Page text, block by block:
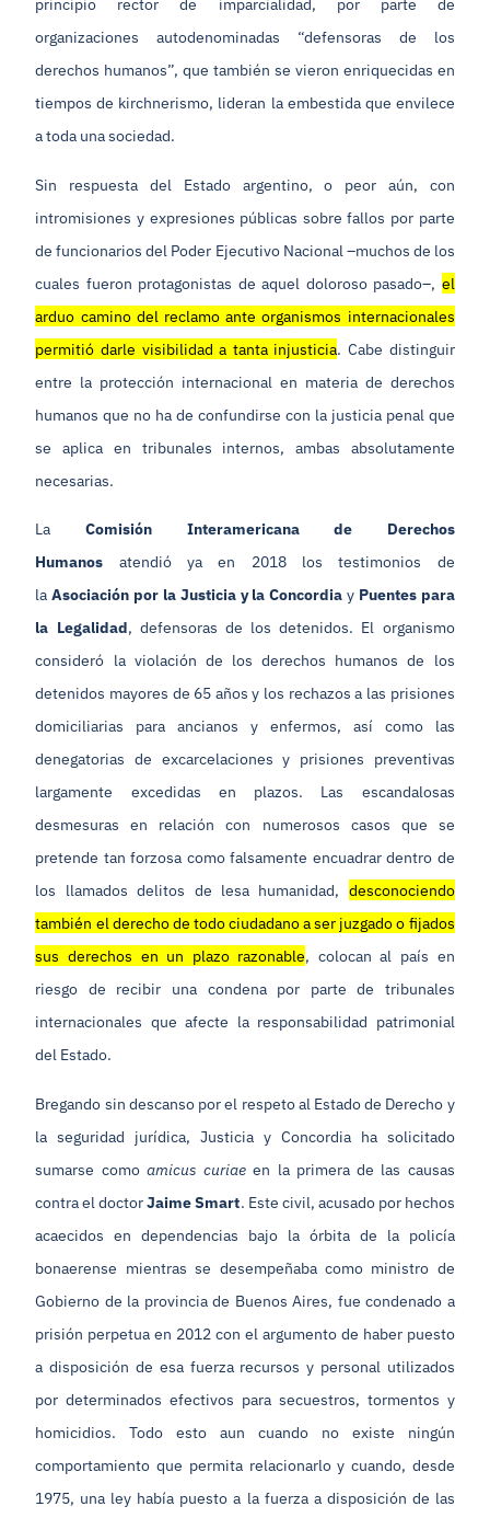
principio rector de imparcialidad, por parte de
organizaciones autodenominadas “defensoras de los
derechos humanos”, que también se vieron enriquecidas en
tiempos de kirchnerismo, lideran la embestida que envilece
a toda una sociedad.
Sin respuesta del Estado argentino, o peor aún, con
intromisiones y expresiones públicas sobre fallos por parte
de funcionarios del Poder Ejecutivo Nacional –muchos de los
cuales fueron protagonistas de aquel doloroso pasado–, el
arduo camino del reclamo ante organismos internacionales
permitió darle visibilidad a tanta injusticia. Cabe distinguir
entre la protección internacional en materia de derechos
humanos que no ha de confundirse con la justicia penal que
se aplica en tribunales internos, ambas absolutamente
necesarias.
La Comisión Interamericana de Derechos
Humanos atendió ya en 2018 los testimonios de
laAsociación por la Justicia y la Concordia y Puentes para
la Legalidad, defensoras de los detenidos. El organismo
consideró la violación de los derechos humanos de los
detenidos mayores de 65 años y los rechazos a las prisiones
domiciliarias para ancianos y enfermos, así como las
denegatorias de excarcelaciones y prisiones preventivas
largamente excedidas en plazos. Las escandalosas
desmesuras en relación con numerosos casos que se
pretende tan forzosa como falsamente encuadrar dentro de
los llamados delitos de lesa humanidad, desconociendo
también el derecho de todo ciudadano a ser juzgado o fijados
sus derechos en un plazo razonable, colocan al país en
riesgo de recibir una condena por parte de tribunales
internacionales que afecte la responsabilidad patrimonial
del Estado.
Bregando sin descanso por el respeto al Estado de Derecho y
la seguridad jurídica, Justicia y Concordia ha solicitado
sumarse como amicus curiae en la primera de las causas
contra el doctorJaime Smart. Este civil, acusado por hechos
acaecidos en dependencias bajo la órbita de la policía
bonaerense mientras se desempeñaba como ministro de
Gobierno de la provincia de Buenos Aires, fue condenado a
prisión perpetua en 2012 con el argumento de haber puesto
a disposición de esa fuerza recursos y personal utilizados
por determinados efectivos para secuestros, tormentos y
homicidios. Todo esto aun cuando no existe ningún
comportamiento que permita relacionarlo y cuando, desde
1975, una ley había puesto a la fuerza a disposición de las